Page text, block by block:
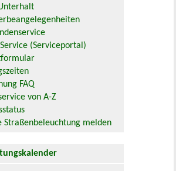
(Serviceportal)
FAQ
von A-Z
Straßenbeleuchtung melden